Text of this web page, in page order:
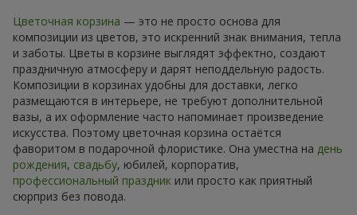
Цветочная корзина — это не просто основа для
композиции из цветов, это искренний знак внимания, тепла
и заботы. Цветы в корзине выглядят эффектно, создают
праздничную атмосферу и дарят неподдельную радость.
Композиции в корзинах удобны для доставки, легко
размещаются в интерьере, не требуют дополнительной
вазы, а их оформление часто напоминает произведение
искусства. Поэтому цветочная корзина остаётся
фаворитом в подарочной флористике. Она уместна на день
рождения, свадьбу, юбилей, корпоратив,
профессиональный праздник или просто как приятный
сюрприз без повода.